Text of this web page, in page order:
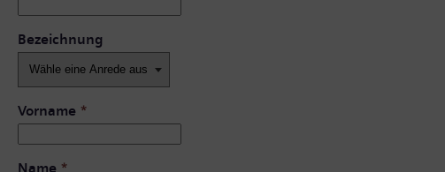
Bezeichnung
Vorname *
Name *